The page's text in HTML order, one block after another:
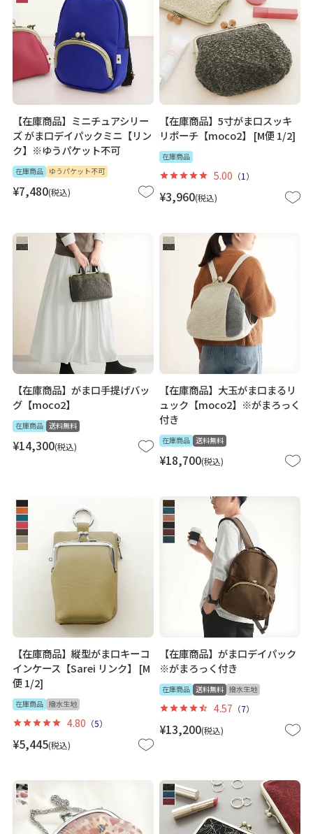
【在庫商品】ミニチュアシリー
ズ がま口デイパックミニ【リン
ク】※ゆうパケット不可
在庫商品 ゆうパケット不可
¥7,480 税込
【在庫商品】5寸がま口スッキ
リポーチ【moco2】 [M便 1/2]
在庫商品
¥3,960 税込
5.00 （1 ）
【在庫商品】がま口手提げバッ
グ【moco2】
在庫商品 送料無料
¥14,300 税込
【在庫商品】大玉がま口まるリ
ュック【moco2】※がまろっく
付き
在庫商品 送料無料
¥18,700 税込
【在庫商品】縦型がま口キーコ
インケース【Sarei リンク】 [M
便 1/2]
在庫商品 撥水生地
¥5,445 税込
4.80 （5）
【在庫商品】がま口デイパック
※がまろっく付き
在庫商品 送料無料 撥水生地
¥13,200 税込
4.57 （7）